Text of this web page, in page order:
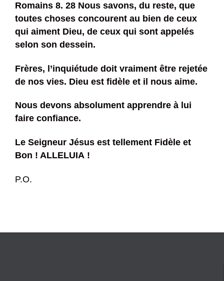
Romains 8. 28 Nous savons, du reste, que
toutes choses concourent au bien de ceux
qui aiment Dieu, de ceux qui sont appelés
selon son dessein.
Frères, l’inquiétude doit vraiment être rejetée
de nos vies. Dieu est fidèle et il nous aime.
Nous devons absolument apprendre à lui
faire confiance.
Le Seigneur Jésus est tellement Fidèle et
Bon ! ALLELUIA !
P.O.